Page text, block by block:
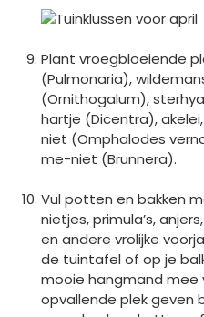
Plant vroegbloeiende
(Pulmonaria),
(Ornithogalum),
hartje (Dicentra),
niet (Omphalodes
me-niet (Brunnera).
Vul potten en bakken
nietjes, primula’s,
en andere vrolijke
de tuintafel of op je
mooie hangmand mee
opvallende plek geven